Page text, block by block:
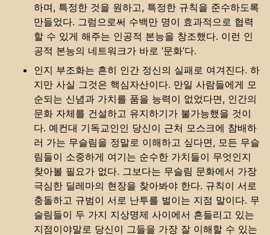
하며, 특정한 것을 원하고, 특정한 규칙을 준수하도록
만들었다. 그럼으로써 수백만 명이 효과적으로 협력
할 수 있게 해주는 인공적 본능을 창조했다. 이런 인
공적 본능의 네트워크가 바로 ‘문화’다.
인지 부조화는 흔히 인간 정신의 실패로 여겨진다. 하
지만 사실 그것은 핵심자산이다. 만일 사람들에게 모
순되는 신념과 가치를 품을 능력이 없었다면, 인간의
문화 자체를 건설하고 유지하기가 불가능했을 것이
다. 예컨대 기독교인인 당신이 근처 모스크에 참배하
러 가는 무슬림을 정말로 이해하고 싶다면, 모든 무슬
림들이 소중하게 여기는 순수한 가치들이 무엇인지
찾아볼 필요가 없다. 그보다는 무슬림 문화에서 가장
극심한 딜레마의 현장을 찾아봐야 한다. 규칙이 서로
충돌하고 규범이 서로 난투를 벌이는 지점 말이다. 무
슬림들이 두 가지 지상명제 사이에서 흔들리고 있는
지점이야말로 당신이 그들을 가장 잘 이해할 수 있는